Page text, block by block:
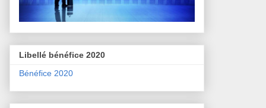
Libellé bénéfice 2020
Bénéfice 2020